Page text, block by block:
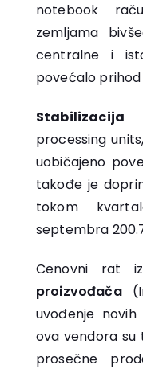
notebook
zemljama
centralne i
povećalo prihod
Stabilizacija
processing
uobičajeno
takođe je
tokom
septembra
Cenovni rat
proizvođača
uvođenje
ova vendora
prosečne